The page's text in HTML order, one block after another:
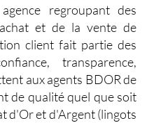
regroupant des
achat et de la vente de
client fait partie des
transparence,
aux agents BDOR de
de qualité quel que soit
d'Or et d'Argent(lingots